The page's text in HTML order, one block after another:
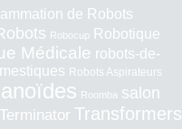
de Robots
Robocup
Robotique
Médicale robots-de-
Robots Aspirateurs
Roomba salon
Terminator Transformers